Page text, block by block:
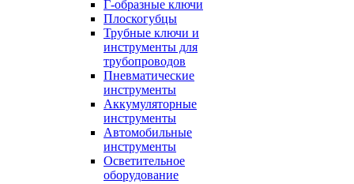
Г-образные ключи
Плоскогубцы
Трубные ключи и
инструменты для
трубопроводов
Пневматические
инструменты
Аккумуляторные
инструменты
Автомобильные
инструменты
Осветительное
оборудование